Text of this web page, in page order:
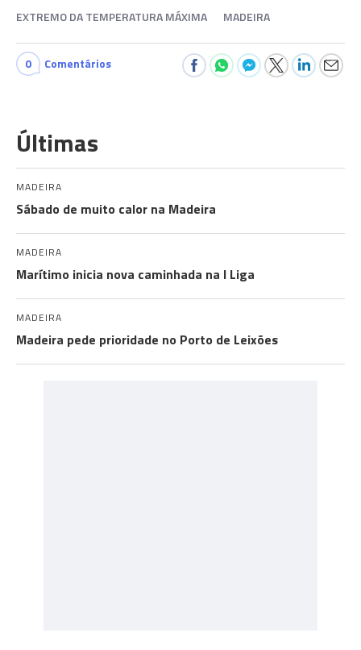
EXTREMO DA TEMPERATURA MÁXIMA
MADEIRA
0 Comentários
Últimas
MADEIRA
Sábado de muito calor na Madeira
MADEIRA
Marítimo inicia nova caminhada na I Liga
MADEIRA
Madeira pede prioridade no Porto de Leixões